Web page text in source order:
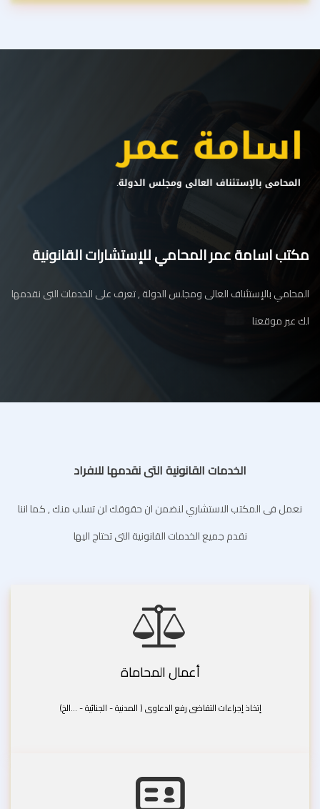
مكتب اسامة عمر المحامي للإستشارات القانونية
المحامي بالإستئناف العالى ومجلس الدولة , تعرف على الخدمات التى نقدمها
لك عبر موقعنا
الخدمات القانونية التى نقدمها للافراد
نعمل فى المكتب الاستشاري لنضمن ان حقوقك لن تسلب منك , كما اننا
نقدم جميع الخدمات القانونية التى تحتاج اليها
أعمال المحاماة
إتخاذ إجراءات التقاضى رفع الدعاوى ( المدنية - الجنائية - ...الخ)